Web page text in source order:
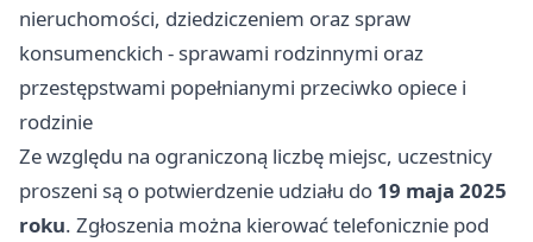
nieruchomości, dziedziczeniem oraz spraw
konsumenckich - sprawami rodzinnymi oraz
przestępstwami popełnianymi przeciwko opiece i
rodzinie
Ze względu na ograniczoną liczbę miejsc, uczestnicy
proszeni są o potwierdzenie udziału do 19 maja 2025
roku. Zgłoszenia można kierować telefonicznie pod